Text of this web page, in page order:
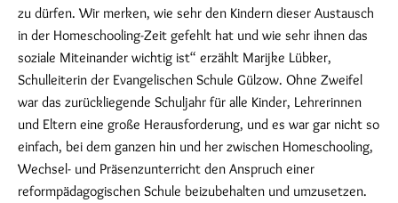
zu dürfen. Wir merken, wie sehr den Kindern dieser Austausch
in der Homeschooling-Zeit gefehlt hat und wie sehr ihnen das
soziale Miteinander wichtig ist“ erzählt Marijke Lübker,
Schulleiterin der Evangelischen Schule Gülzow. Ohne Zweifel
war das zurückliegende Schuljahr für alle Kinder, Lehrerinnen
und Eltern eine große Herausforderung, und es war gar nicht so
einfach, bei dem ganzen hin und her zwischen Homeschooling,
Wechsel- und Präsenzunterricht den Anspruch einer
reformpädagogischen Schule beizubehalten und umzusetzen.